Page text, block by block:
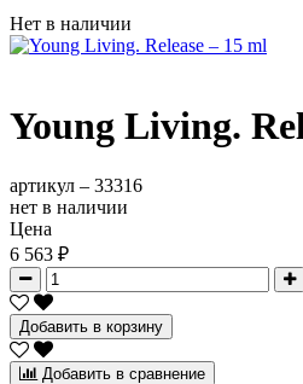
Нет в наличии
Young Living.
артикул – 33316
нет в наличии
Цена
6 563 ₽
Добавить в корзину
Добавить в сравнение